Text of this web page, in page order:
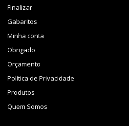
Finalizar
Gabaritos
Minha conta
Obrigado
Orçamento
Política de Privacidade
Produtos
Quem Somos